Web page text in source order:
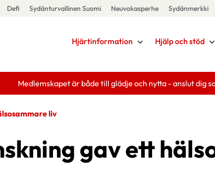
Defi Sydänturvallinen Suomi Neuvokasperhe Sydänmerkki
Hjärtinformation Hjälp och stöd
Medlemskapet är både till glädje och nytta - anslut dig
liv
gav ett